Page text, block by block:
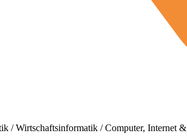
/ Wirtschaftsinformatik / Computer, Internet